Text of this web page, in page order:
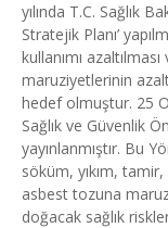
yılında T.C. Sağlık
Stratejik Planı’
kullanımı
maruziyetlerinin
hedef olmuştur. 25
Sağlık ve Güvenlik
yayınlanmıştır. Bu
söküm, yıkım, tamir,
asbest tozuna
doğacak sağlık